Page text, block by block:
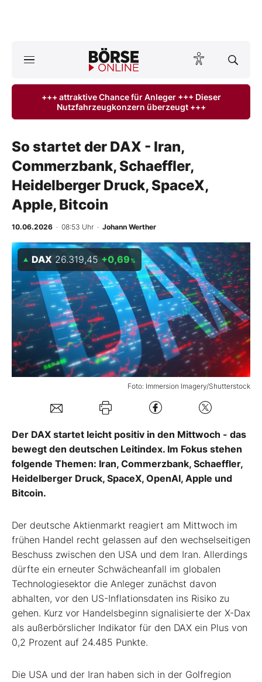
ktuelle Ausgabe BÖRSE ONLINE lesen
Finanz-Check
Abo & Shop
BO-Musterdepots
Experten
Mein B:O
Mein Konto
Folgen Sie uns
Kontakt
+++ attraktive Chance für Anleger +++ Dieser
Nutzfahrzeugkonzern überzeugt +++
So startet der DAX - Iran,
Commerzbank, Schaeffler,
Heidelberger Druck, SpaceX,
Apple, Bitcoin
10.06.2026 · 08:53 Uhr · Johann Werther
Foto: Immersion Imagery/Shutterstock
DAX 26.319,45 +0,69 %
Der DAX startet leicht positiv in den Mittwoch - das
bewegt den deutschen Leitindex. Im Fokus stehen
folgende Themen: Iran, Commerzbank, Schaeffler,
Heidelberger Druck, SpaceX, OpenAI, Apple und
Bitcoin.
Der deutsche Aktienmarkt reagiert am Mittwoch im
frühen Handel recht gelassen auf den wechselseitigen
Beschuss zwischen den USA und dem Iran. Allerdings
dürfte ein erneuter Schwächeanfall im globalen
Technologiesektor die Anleger zunächst davon
abhalten, vor den US-Inflationsdaten ins Risiko zu
gehen. Kurz vor Handelsbeginn signalisierte der X-Dax
als außerbörslicher Indikator für den DAX ein Plus von
0,2 Prozent auf 24.485 Punkte.
Die USA und der Iran haben sich in der Golfregion